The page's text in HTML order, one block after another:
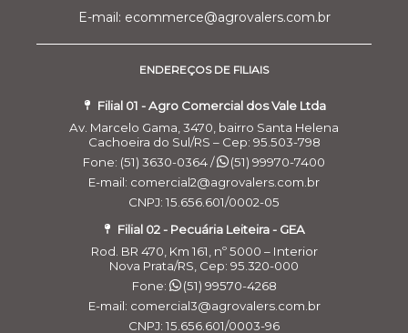
E-mail: ecommerce@agrovalers.com.br
ENDEREÇOS DE FILIAIS
Filial 01 - Agro Comercial dos Vale Ltda
Av. Marcelo Gama, 3470, bairro Santa Helena
Cachoeira do Sul/RS – Cep: 95.503-798
Fone: (51) 3630-0364 /
(51) 99970-7400
E-mail: comercial2@agrovalers.com.br
CNPJ: 15.656.601/0002-05
Filial 02 - Pecuária Leiteira - GEA
Rod. BR 470, Km 161, nº 5000 – Interior
Nova Prata/RS, Cep: 95.320-000
Fone:
(51) 99570-4268
E-mail: comercial3@agrovalers.com.br
CNPJ: 15.656.601/0003-96